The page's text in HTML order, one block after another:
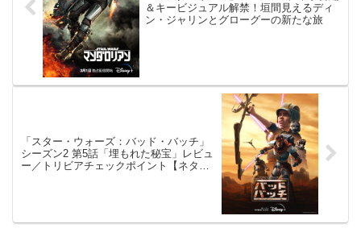
＆キービジュアル解禁！垣間見えるディ
ン・ジャリンとグローグーの新たな旅
「スター・ウォーズ：バッド・バッチ」
シーズン2 第5話「埋もれた秘宝」レビュ
ー／トリビアチェックポイント【ネタバ